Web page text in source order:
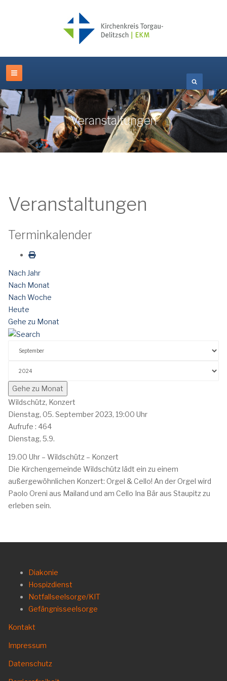
Veranstaltungen
Veranstaltungen
Terminkalender
Nach Jahr
Nach Monat
Nach Woche
Heute
Gehe zu Monat
Gehe zu Monat
Wildschütz, Konzert
Dienstag, 05. September 2023, 19:00 Uhr
Aufrufe : 464
Dienstag, 5.9.
19.00 Uhr – Wildschütz – Konzert
Die Kirchengemeinde Wildschütz lädt ein zu einem
außergewöhnlichen Konzert: Orgel & Cello! An der Orgel wird
Paolo Oreni aus Mailand und am Cello Ina Bär aus Staupitz zu
erleben sein.
Diakonie
Hospizdienst
Notfallseelsorge/KIT
Gefängnisseelsorge
Kontakt
Impressum
Datenschutz